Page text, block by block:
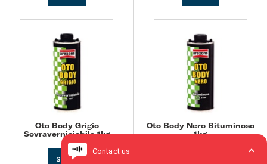
Oto Body Grigio
Sovraverniciabile 1kg
Scopri
Oto Body Nero Bituminoso
1kg